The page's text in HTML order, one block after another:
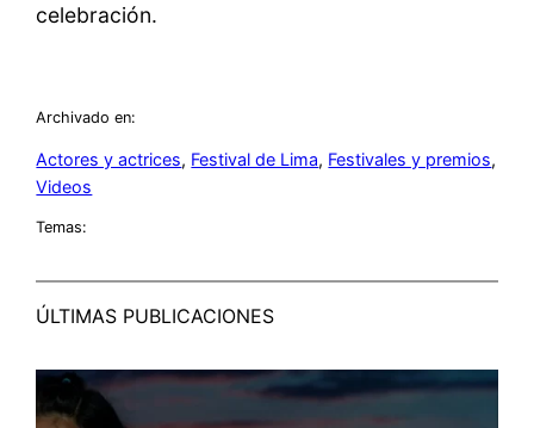
celebración.
Archivado en:
Actores y actrices, Festival de Lima, Festivales y premios
Videos
Temas:
ÚLTIMAS PUBLICACIONES